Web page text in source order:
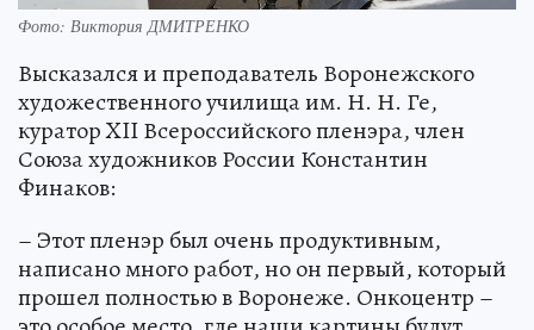
Фото: Виктория ДМИТРЕНКО
Высказался и преподаватель Воронежского
художественного училища им. Н. Н. Ге,
куратор XII Всероссийского пленэра, член
Союза художников России Константин
Финаков:
– Этот пленэр был очень продуктивным,
написано много работ, но он первый, который
прошел полностью в Воронеже. Онкоцентр –